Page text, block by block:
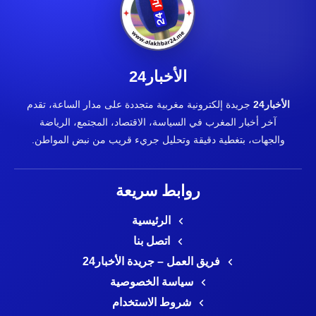
الأخبار24
الأخبار24
جريدة إلكترونية مغربية متجددة على مدار الساعة، تقدم
آخر أخبار المغرب في السياسة، الاقتصاد، المجتمع، الرياضة
والجهات، بتغطية دقيقة وتحليل جريء قريب من نبض المواطن.
روابط سريعة
الرئيسية
اتصل بنا
فريق العمل – جريدة الأخبار24
سياسة الخصوصية
شروط الاستخدام